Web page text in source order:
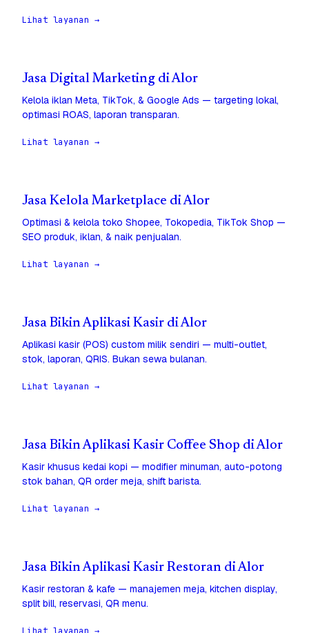
Lihat layanan →
Jasa Digital Marketing di Alor
Kelola iklan Meta, TikTok, & Google Ads — targeting lokal,
optimasi ROAS, laporan transparan.
Lihat layanan →
Jasa Kelola Marketplace di Alor
Optimasi & kelola toko Shopee, Tokopedia, TikTok Shop —
SEO produk, iklan, & naik penjualan.
Lihat layanan →
Jasa Bikin Aplikasi Kasir di Alor
Aplikasi kasir (POS) custom milik sendiri — multi-outlet,
stok, laporan, QRIS. Bukan sewa bulanan.
Lihat layanan →
Jasa Bikin Aplikasi Kasir Coffee Shop di Alor
Kasir khusus kedai kopi — modifier minuman, auto-potong
stok bahan, QR order meja, shift barista.
Lihat layanan →
Jasa Bikin Aplikasi Kasir Restoran di Alor
Kasir restoran & kafe — manajemen meja, kitchen display,
split bill, reservasi, QR menu.